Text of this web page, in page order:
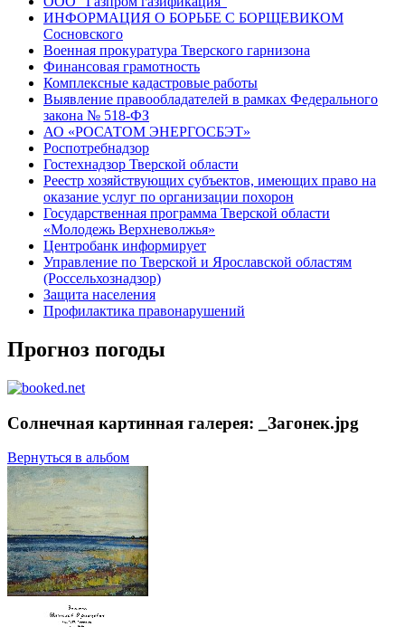
ИНФОРМАЦИЯ О БОРЬБЕ С БОРЩЕВИКОМ
Сосновского
Военная прокуратура Тверского гарнизона
Финансовая грамотность
Комплексные кадастровые работы
Выявление правообладателей в рамках Федерального
закона № 518-ФЗ
АО «РОСАТОМ ЭНЕРГОСБЭТ»
Роспотребнадзор
Гостехнадзор Тверской области
Реестр хозяйствующих субъектов, имеющих право на
оказание услуг по организации похорон
Государственная программа Тверской области
«Молодежь Верхневолжья»
Центробанк информирует
Управление по Тверской и Ярославской областям
(Россельхознадзор)
Защита населения
Профилактика правонарушений
Прогноз погоды
Солнечная картинная галерея: _Загонек.jpg
Вернуться в альбом